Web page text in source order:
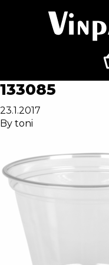
133085
23.1.2017
By toni